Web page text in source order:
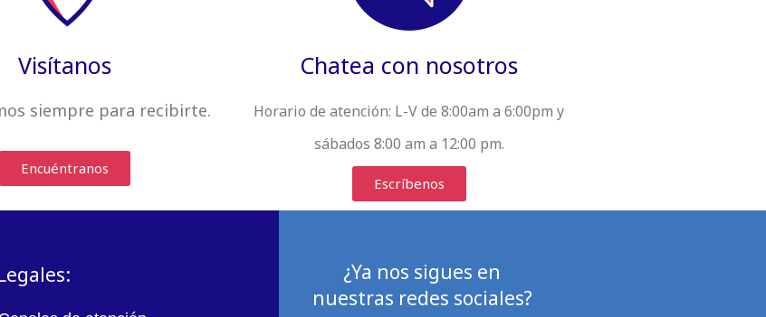
Visítanos
siempre para recibirte.
Encuéntranos
Chatea con nosotros
Horario de atención: L-V de 8:00am a 6:00pm y
sábados 8:00 am a 12:00 pm.
Escríbenos
¿Ya nos sigues en
nuestras redes sociales?